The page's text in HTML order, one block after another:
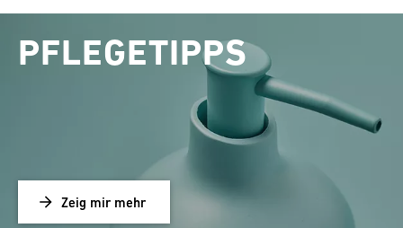
PFLEGETIPPS
Zeig mir mehr